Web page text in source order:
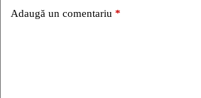
Adaugă un comentariu *